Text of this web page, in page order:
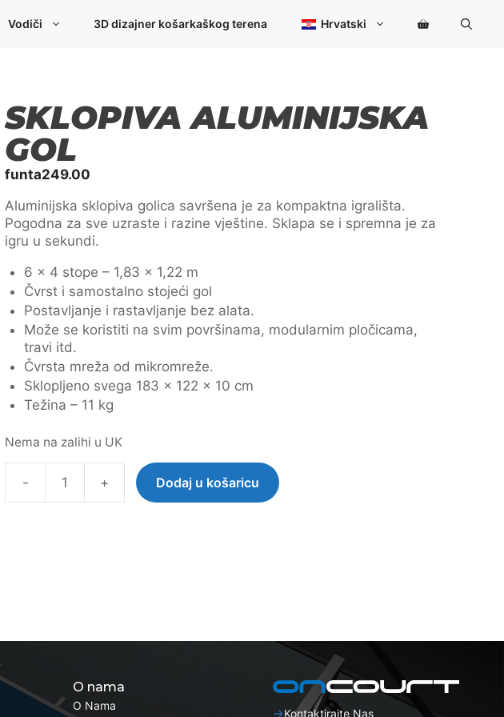
Vodiči 3D dizajner košarkaškog terena Hrvatski
SKLOPIVA ALUMINIJSKA
GOL
funta249.00
Aluminijska sklopiva golica savršena je za kompaktna igrališta.
Pogodna za sve uzraste i razine vještine. Sklapa se i spremna je za
igru u sekundi.
6 x 4 stope – 1,83 x 1,22 m
Čvrst i samostalno stojeći gol
Postavljanje i rastavljanje bez alata.
Može se koristiti na svim površinama, modularnim pločicama,
travi itd.
Čvrsta mreža od mikromreže.
Sklopljeno svega 183 x 122 x 10 cm
Težina – 11 kg
Nema na zalihi u UK
-
Aluminium
Folding
+ Dodaj u košaricu
O nama
O Nama
Kontaktirajte Nas